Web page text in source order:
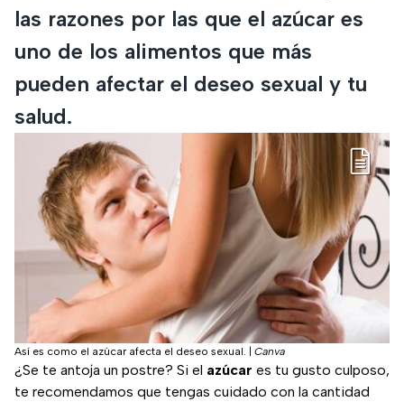
las razones por las que el azúcar es
uno de los alimentos que más
pueden afectar el deseo sexual y tu
salud.
Así es como el azúcar afecta el deseo sexual. Canva
¿Se te antoja un postre? Si el azúcar es tu gusto culposo,
te recomendamos que tengas cuidado con la cantidad